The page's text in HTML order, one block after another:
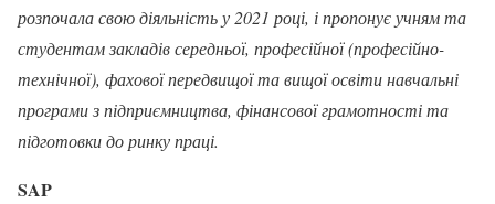
розпочала свою діяльність у 2021 році, і пропонує учням та
студентам закладів середньої, професійної (професійно-
технічної), фахової передвищої та вищої освіти навчальні
програми з підприємництва, фінансової грамотності та
підготовки до ринку праці.
SAP